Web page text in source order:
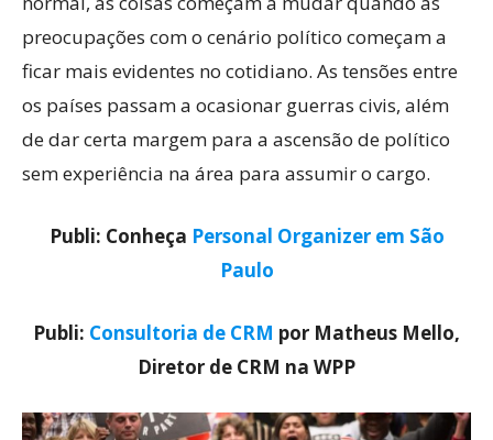
preocupações com o cenário político começam a
ficar mais evidentes no cotidiano. As tensões entre
os países passam a ocasionar guerras civis, além
de dar certa margem para a ascensão de político
sem experiência na área para assumir o cargo.
Publi: Conheça Personal Organizer em São
Paulo
Publi: Consultoria de CRM por Matheus Mello,
Diretor de CRM na WPP